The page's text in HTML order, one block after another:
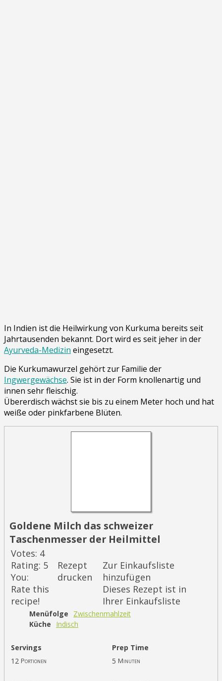
In Indien ist die Heilwirkung von Kurkuma bereits seit
Jahrtausenden bekannt. Dort wird es seit jeher in der
Ayurveda-Medizin eingesetzt.
Die Kurkumawurzel gehört zur Familie der
Ingwergewächse. Sie ist in der Form knollenartig und
innen sehr fleischig.
Übererdisch wächst sie bis zu einem Meter hoch und hat
weiße oder pinkfarbene Blüten.
Goldene Milch das schweizer
Taschenmesser der Heilmittel
Votes: 4
Rating: 5
You:
Rate this
recipe!
Rezept
drucken
Zur Einkaufsliste
hinzufügen
Dieses Rezept ist in
Ihrer Einkaufsliste
Menüfolge
Zwischenmahlzeit
Küche
Indisch
Servings
Prep Time
12 Portionen 5 Minuten